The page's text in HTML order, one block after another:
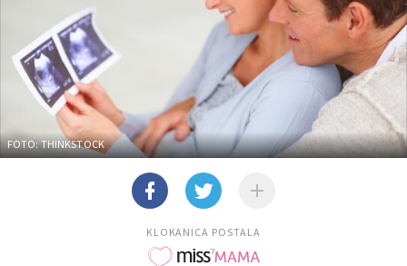
FOTO: THINKSTOCK
KLOKANICA POSTALA